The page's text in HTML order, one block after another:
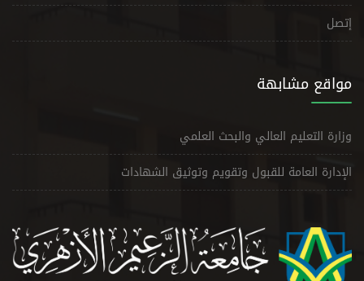
إتصل
مواقع مشابهة
وزارة التعليم العالي والبحث العلمي
الإدارة العامة للقبول وتقويم وتوثيق الشهادات